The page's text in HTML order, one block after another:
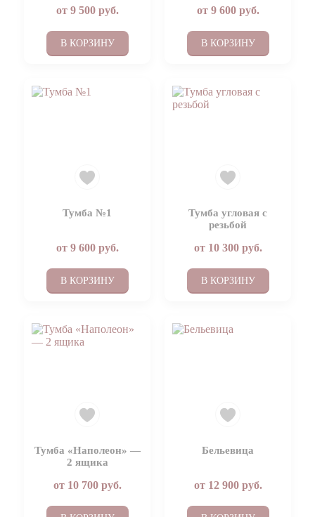
от 9 500руб.
В КОРЗИНУ
от 9 600руб.
В КОРЗИНУ
Тумба №1
от 9 600руб.
В КОРЗИНУ
Тумба угловая с
резьбой
от 10 300руб.
В КОРЗИНУ
Тумба «Наполеон» —
2 ящика
от 10 700руб.
Бельевица
от 12 900руб.